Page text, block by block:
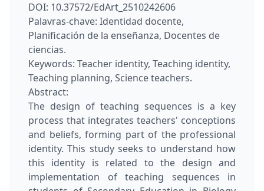
DOI: 10.37572/EdArt_2510242606
Palavras-chave: Identidad docente,
Planificación de la enseñanza, Docentes de
ciencias.
Keywords: Teacher identity, Teaching identity,
Teaching planning, Science teachers.
Abstract:
The design of teaching sequences is a key
process that integrates teachers' conceptions
and beliefs, forming part of the professional
identity. This study seeks to understand how
this identity is related to the design and
implementation of teaching sequences in